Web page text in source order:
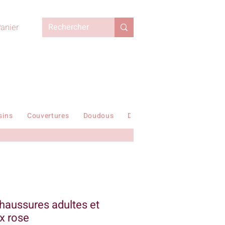
Couvertures Doudous Duvets enfant
adultes et
rose